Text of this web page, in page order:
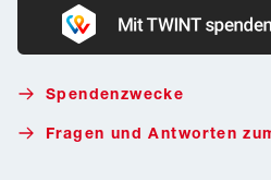
Donate with Twint
Spendenzwecke
Fragen und Antworten